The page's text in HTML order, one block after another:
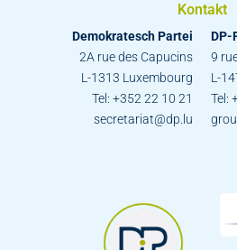
Kontakt
Demokratesch Partei
2A rue des Capucins
L-1313 Luxembourg
Tel: +352 22 10 21
secretariat@dp.lu
DP-
9
L-
Tel: